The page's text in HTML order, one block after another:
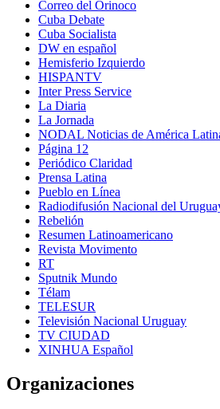
Correo del Orinoco
Cuba Debate
Cuba Socialista
DW en español
Hemisferio Izquierdo
HISPANTV
Inter Press Service
La Diaria
La Jornada
NODAL Noticias de América
Página 12
Periódico Claridad
Prensa Latina
Pueblo en Línea
Radiodifusión Nacional del
Rebelión
Resumen Latinoamericano
Revista Movimento
RT
Sputnik Mundo
Télam
TELESUR
Televisión Nacional Uruguay
TV CIUDAD
XINHUA Español
Organizaciones